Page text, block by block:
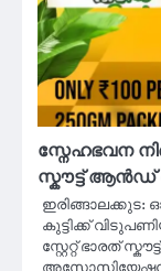
സ്നേഹഭവന
സ്കൗട്ട്
ഇരിങ്ങാലക്കുട:
കുട്ടിക്ക്
സ്റ്റേറ്റ് ഭാരത്